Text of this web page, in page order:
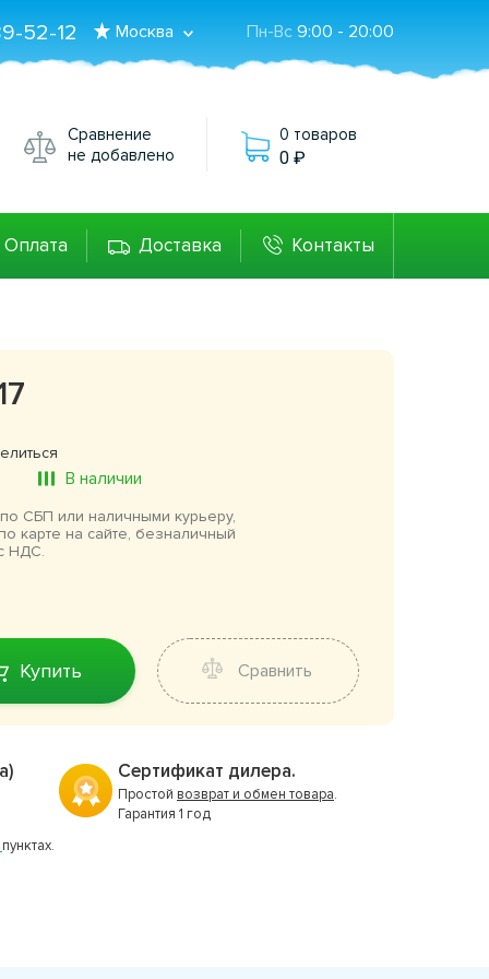
Пн-Вс 9:00 - 20:00
Москва
52-12
Сравнение
не добавлено
0 товаров
0
Оплата Доставка Контакты
В наличии
по СБП или наличными курьеру,
карте на сайте, безналичный
НДС.
Купить Сравнить
пунктах.
Сертификат дилера.
Простой возврат и обмен товара.
Гарантия 1 год